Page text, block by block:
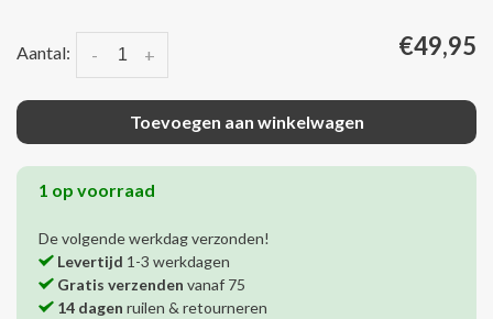
Aantal: +
- €49,95
Toevoegen aan winkelwagen
1 op voorraad
De volgende werkdag verzonden!
Levertijd 1-3 werkdagen
Gratis verzenden vanaf 75
14 dagen ruilen & retourneren